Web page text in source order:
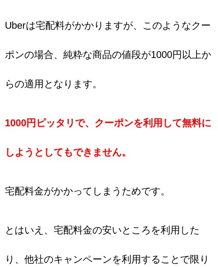
Uberは宅配料がかかりますが、このようなクー
ポンの場合、純粋な商品の値段が1000円以上か
らの適用となります。
1000円ピッタリで、クーポンを利用して無料に
しようとしてもできません。
宅配料金がかかってしまうためです。
とはいえ、宅配料金の安いところを利用した
り、他社のキャンペーンを利用することで限り